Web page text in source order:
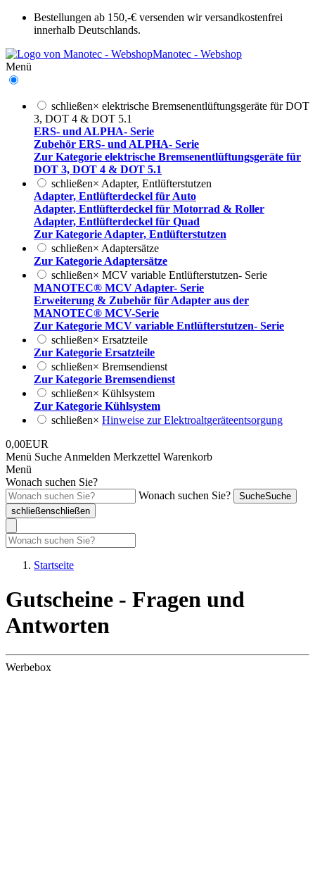
Bestellungen ab 150,-€ versenden wir versandkostenfrei
innerhalb Deutschlands.
Manotec - Webshop
Menü
schließen× elektrische Bremsenentlüftungsgeräte für DOT
3, DOT 4 & DOT 5.1
ERS- und ALPHA- Serie
Zubehör ERS- und ALPHA- Serie
Zur Kategorie elektrische Bremsenentlüftungsgeräte für
DOT 3, DOT 4 & DOT 5.1
schließen× Adapter, Entlüfterstutzen
Adapter, Entlüfterdeckel für Auto
Adapter, Entlüfterdeckel für Motorrad & Roller
Adapter, Entlüfterdeckel für Quad
Zur Kategorie Adapter, Entlüfterstutzen
schließen× Adaptersätze
Zur Kategorie Adaptersätze
schließen× MCV variable Entlüfterstutzen- Serie
MANOTEC® MCV Adapter- Serie
Erweiterung & Zubehör für Adapter aus der
MANOTEC® MCV-Serie
Zur Kategorie MCV variable Entlüfterstutzen- Serie
schließen× Ersatzteile
Zur Kategorie Ersatzteile
schließen× Bremsendienst
Zur Kategorie Bremsendienst
schließen× Kühlsystem
Zur Kategorie Kühlsystem
schließen× Hinweise zur Elektroaltgeräteentsorgung
0,00EUR
Menü Suche Anmelden Merkzettel Warenkorb
Menü
Wonach suchen Sie?
Wonach suchen Sie?
SucheSuche
schließenschließen
Startseite
Gutscheine - Fragen und
Antworten
Werbebox